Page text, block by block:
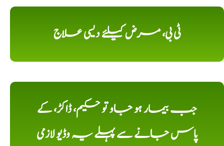
ٹی بی، مرض کیلئے دیسی علاج
جب بیمار ہو جاو تو حکیم، ڈاکڑ، کے
پاس جانے سے پہلے یہ وڈیو لازمی